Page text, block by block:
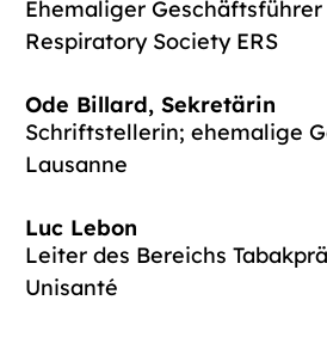
Ehemaliger Geschäftsführer
Respiratory Society ERS
Ode Billard, Sekretärin
Schriftstellerin; ehemalige
Lausanne
Luc Lebon
Leiter des Bereichs
Unisanté